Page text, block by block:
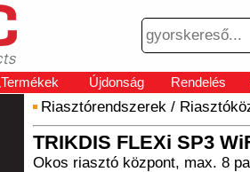
Termékek Újdonság Rendelés
Riasztórendszerek /
TRIKDIS FLEXi SP3
Okos riasztó központ, max. 8